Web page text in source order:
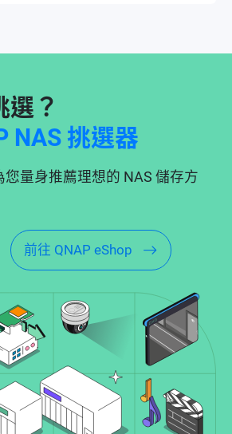
選？
NAS 挑選器
量身推薦理想的 NAS 儲存方
前往 QNAP eShop